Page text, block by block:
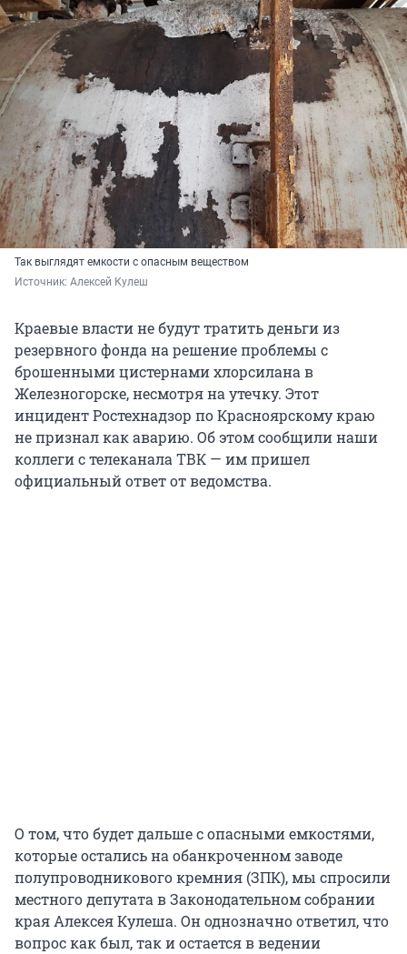
Так выглядят емкости с опасным веществом
Источник: Алексей Кулеш
Краевые власти не будут тратить деньги из
резервного фонда на решение проблемы с
брошенными цистернами хлорсилана в
Железногорске, несмотря на утечку. Этот
инцидент Ростехнадзор по Красноярскому краю
не признал как аварию. Об этом сообщили наши
коллеги с телеканала ТВК — им пришел
официальный ответ от ведомства.
О том, что будет дальше с опасными емкостями,
которые остались на обанкроченном заводе
полупроводникового кремния (ЗПК), мы спросили
местного депутата в Законодательном собрании
края Алексея Кулеша. Он однозначно ответил, что
вопрос как был, так и остается в ведении